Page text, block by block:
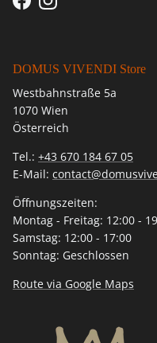
FacebookInstagram
DOMUS VIVENDI Store
Westbahnstraße 5a
1070 Wien
Österreich
Tel.: +43 670 184 67 05
E-Mail:
Öffnungszeiten:
Montag - Freitag: 12:00 -
Samstag: 12:00 - 17:00
Sonntag: Geschlossen
Route via Google Maps